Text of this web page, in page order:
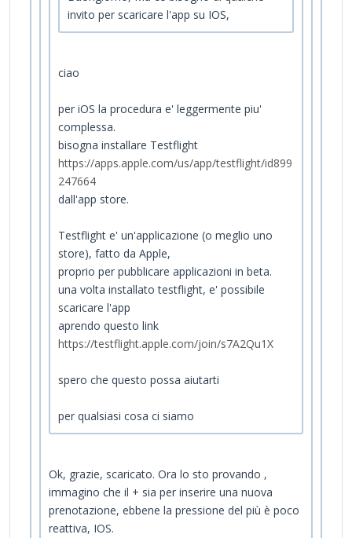
invito per scaricare l'app su IOS,
ciao
per iOS la procedura e' leggermente piu'
complessa.
bisogna installare Testflight
https://apps.apple.com/us/app/testflight/id899
247664
dall'app store.
Testflight e' un'applicazione (o meglio uno
store), fatto da Apple,
proprio per pubblicare applicazioni in beta.
una volta installato testflight, e' possibile
scaricare l'app
aprendo questo link
https://testflight.apple.com/join/s7A2Qu1X
spero che questo possa aiutarti
per qualsiasi cosa ci siamo
Ok, grazie, scaricato. Ora lo sto provando ,
immagino che il + sia per inserire una nuova
prenotazione, ebbene la pressione del più è poco
reattiva, IOS.